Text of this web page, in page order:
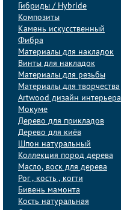
Гибриды / Hybride
Композиты
Камень искусственный
Фибра
Материалы для накладок
Винты для накладок
Материалы для резьбы
Материалы для творчества
Artwood дизайн интерьера
Мокуме
Дерево для прикладов
Дерево для киёв
Шпон натуральный
Коллекция пород дерева
Масло, воск для дерева
Рог , кость , когти
Бивень мамонта
Кость натуральная